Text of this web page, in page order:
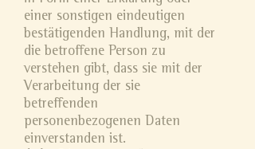
einer sonstigen eindeutigen
bestätigenden Handlung, mit der
die betroffene Person zu
verstehen gibt, dass sie mit der
Verarbeitung der sie
betreffenden
personenbezogenen Daten
einverstanden ist.